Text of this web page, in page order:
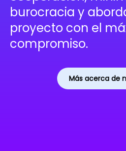
burocracia y
proyecto con el
compromiso.
Más acerca de